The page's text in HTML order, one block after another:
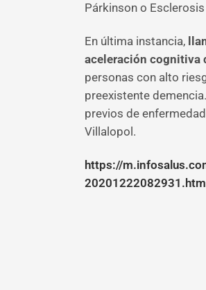
Párkinson o
En última instancia,
aceleración cognitiva
personas con alto
preexistente
previos de
Villalopol.
https://
20201222082931.html